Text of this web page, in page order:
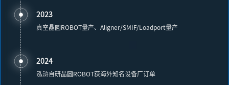
2023
真空晶圆ROBOT量产、Aligner/SMIF/Loadport量产
2024
泓浒自研晶圆ROBOT获海外知名设备厂订单